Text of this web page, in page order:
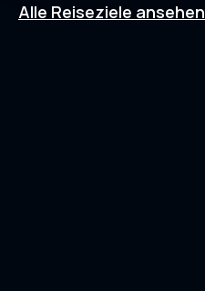
Alle Reiseziele ansehen